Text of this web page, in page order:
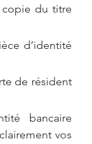
du titre
d’identité
de résident
bancaire
vos